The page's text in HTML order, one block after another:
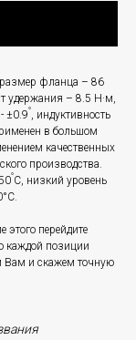
фланца – 86
удержания – 8.5 Н·м,
±0.9°, индуктивность
в большом
качественных
производства.
°С, низкий уровень
С.
этого перейдите
каждой позиции
Вам и скажем точную